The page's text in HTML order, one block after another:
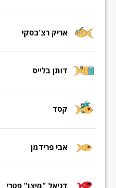
אריק רצ'בסקי
דותן בלייס
קסד
אבי פרידמן
דניאל "מיצו" פטרי